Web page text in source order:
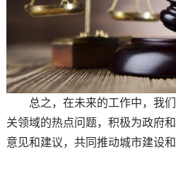
总之，在未来的工作中，我们
关领域的热点问题，积极为政府
意见和建议，共同推动城市建设